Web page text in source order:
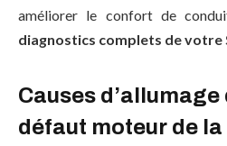
améliorer le confort de
diagnostics complets de votre
Causes
défaut moteur de